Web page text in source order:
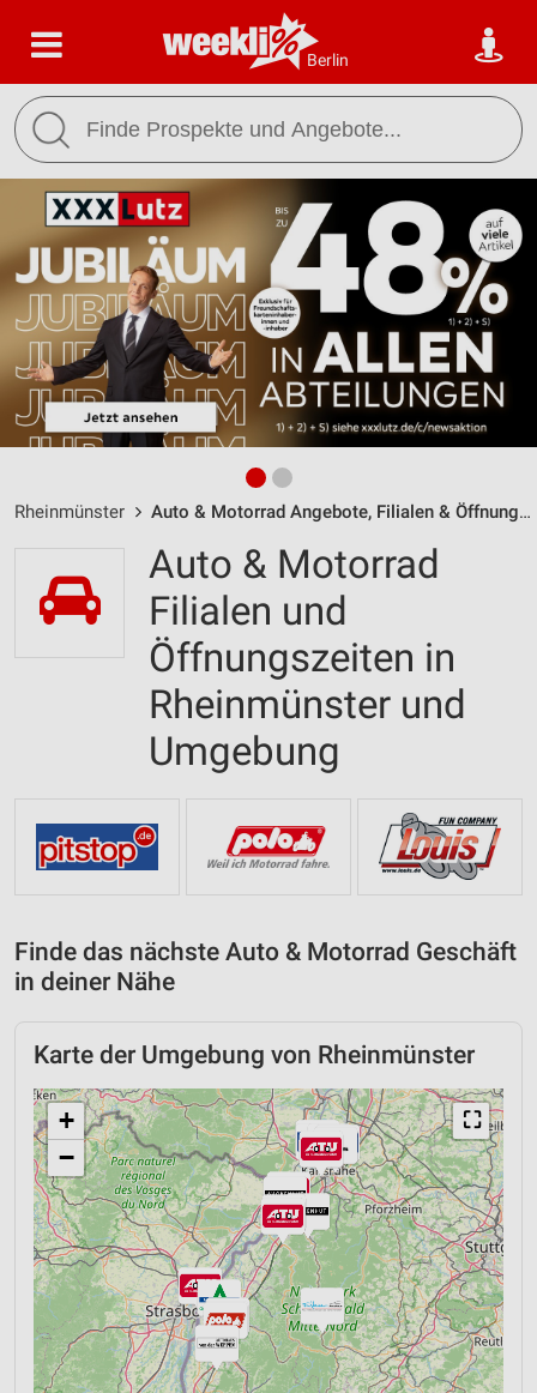
Berlin
Rheinmünster Auto & Motorrad Angebote, Filialen & Öffnungszeiten
Auto & Motorrad
Filialen und
Öffnungszeiten in
Rheinmünster und
Umgebung
Finde das nächste Auto & Motorrad Geschäft
in deiner Nähe
Karte der Umgebung von Rheinmünster
⛶
+
−